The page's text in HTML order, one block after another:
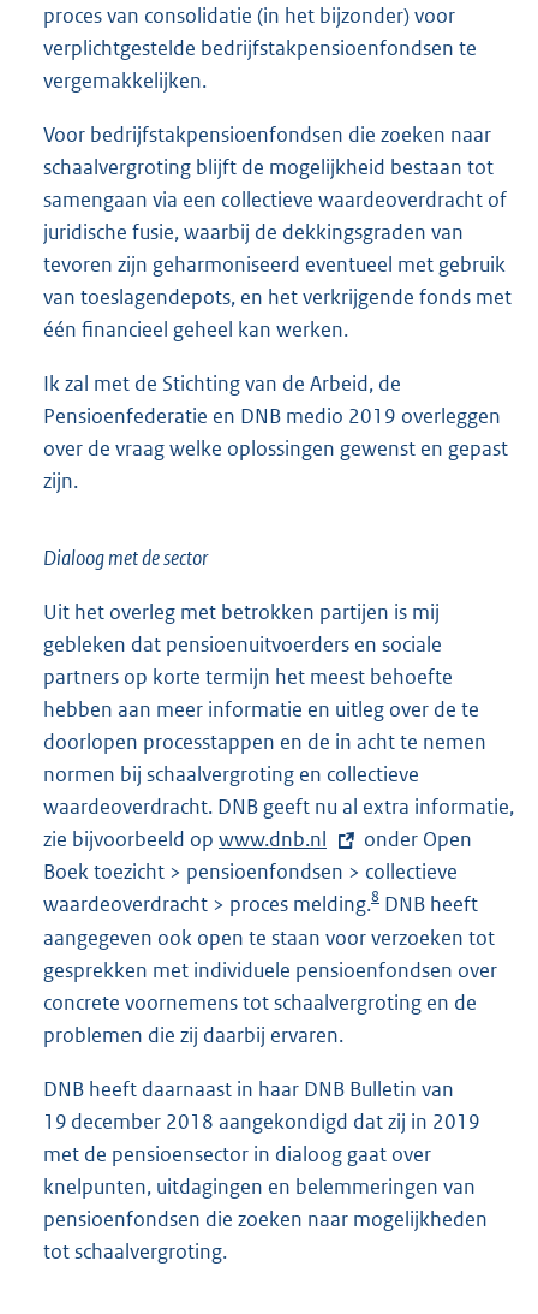
proces van consolidatie (in het bijzonder) voor
verplichtgestelde bedrijfstakpensioenfondsen te
vergemakkelijken.
Voor bedrijfstakpensioenfondsen die zoeken naar
schaalvergroting blijft de mogelijkheid bestaan tot
samengaan via een collectieve waardeoverdracht of
juridische fusie, waarbij de dekkingsgraden van
tevoren zijn geharmoniseerd eventueel met gebruik
van toeslagendepots, en het verkrijgende fonds met
één financieel geheel kan werken.
Ik zal met de Stichting van de Arbeid, de
Pensioenfederatie en DNB medio 2019 overleggen
over de vraag welke oplossingen gewenst en gepast
zijn.
Dialoog met de sector
Uit het overleg met betrokken partijen is mij
gebleken dat pensioenuitvoerders en sociale
partners op korte termijn het meest behoefte
hebben aan meer informatie en uitleg over de te
doorlopen processtappen en de in acht te nemen
normen bij schaalvergroting en collectieve
waardeoverdracht. DNB geeft nu al extra informatie,
zie bijvoorbeeld op E
x
t
e
r
n
e
i
n
k
:
www.dnb.nl
onder Open
Boek toezicht > pensioenfondsen > collectieve
waardeoverdracht > proces melding.8 DNB heeft
aangegeven ook open te staan voor verzoeken tot
gesprekken met individuele pensioenfondsen over
concrete voornemens tot schaalvergroting en de
problemen die zij daarbij ervaren.
DNB heeft daarnaast in haar DNB Bulletin van
19 december 2018 aangekondigd dat zij in 2019
met de pensioensector in dialoog gaat over
knelpunten, uitdagingen en belemmeringen van
pensioenfondsen die zoeken naar mogelijkheden
tot schaalvergroting.